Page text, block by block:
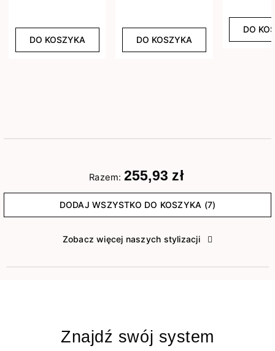
DO KOSZYKA DO KOSZYKA
DO
Razem: 255,93 zł
DODAJ WSZYSTKO DO KOSZYKA (7)
Zobacz więcej naszych stylizacji
Znajdź swój system